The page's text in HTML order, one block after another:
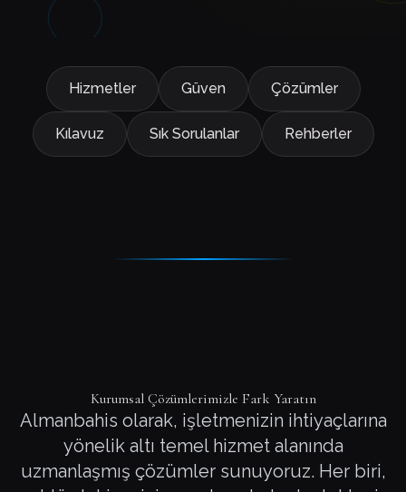
Hizmetler Güven Çözümler
Kılavuz Sık Sorulanlar Rehberler
Kurumsal Çözümlerimizle Fark Yaratın
Almanbahis olarak, işletmenizin ihtiyaçlarına
yönelik altı temel hizmet alanında
uzmanlaşmış çözümler sunuyoruz. Her biri,